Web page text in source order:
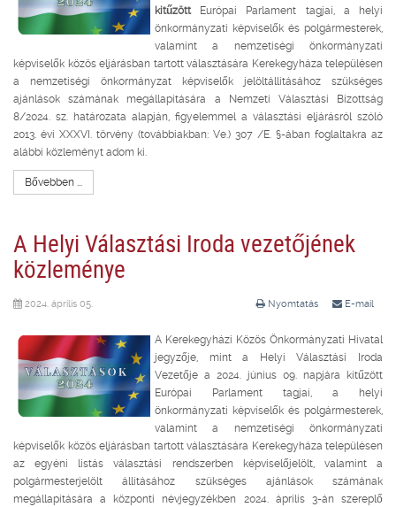
kitűzöttEurópai Parlament tagjai, a helyi
önkormányzati képviselők és polgármesterek,
valamint a nemzetiségi önkormányzati
képviselők közös eljárásban tartott választására Kerekegyháza településen
a nemzetiségi önkormányzat képviselők jelöltállításához szükséges
ajánlások számának megállapítására a Nemzeti Választási Bizottság
8/2024. sz. határozata alapján, figyelemmel a választási eljárásról szóló
2013. évi XXXVI. törvény (továbbiakban: Ve.) 307 /E. §-ában foglaltakra az
alábbi közleményt adom ki.
Bővebben ...
A Helyi Választási Iroda vezetőjének
közleménye
Nyomtatás E-mail
2024. április 05.
A Kerekegyházi Közös Önkormányzati Hivatal
jegyzője, mint a Helyi Választási Iroda
Vezetője a 2024. június 09. napjára kitűzött
Európai Parlament tagjai, a helyi
önkormányzati képviselők és polgármesterek,
valamint a nemzetiségi önkormányzati
képviselők közös eljárásban tartott választására Kerekegyháza településen
az egyéni listás választási rendszerben képviselőjelölt, valamint a
polgármesterjelölt állításához szükséges ajánlások számának
megállapítására a központi névjegyzékben 2024. április 3-án szereplő